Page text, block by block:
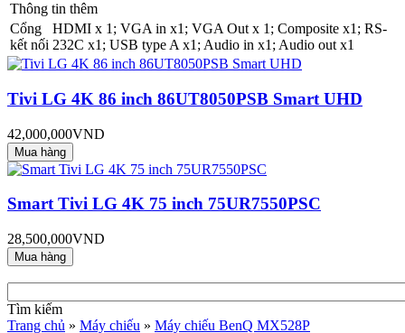
Thông tin thêm
Cổng
kết nối
HDMI x 1; VGA in x1; VGA Out x 1; Composite x1; RS-
232C x1; USB type A x1; Audio in x1; Audio out x1
Tivi LG 4K 86 inch 86UT8050PSB Smart UHD
42,000,000VND
Smart Tivi LG 4K 75 inch 75UR7550PSC
28,500,000VND
Tìm kiếm
Trang chủ » Máy chiếu » Máy chiếu BenQ MX528P